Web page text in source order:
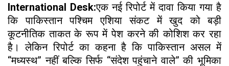
International Desk:एक नई रिपोर्ट में दावा किया गया है
कि पाकिस्तान पश्चिम एशिया संकट में खुद को बड़ी
कूटनीतिक ताकत के रूप में पेश करने की कोशिश कर रहा
है। लेकिन रिपोर्ट का कहना है कि पाकिस्तान असल में
“मध्यस्थ” नहीं बल्कि सिर्फ “संदेश पहुंचाने वाले” की भूमिका